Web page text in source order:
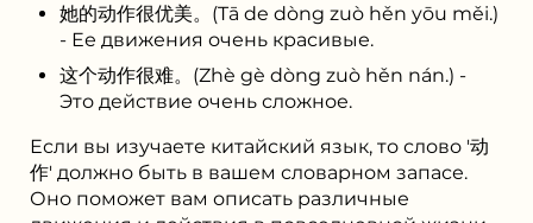
她的动作很优美。(Tā de dòng zuò hěn yōu měi.)
- Ее движения очень красивые.
这个动作很难。(Zhè gè dòng zuò hěn nán.) -
Это действие очень сложное.
Если вы изучаете китайский язык, то слово '动
作' должно быть в вашем словарном запасе.
Оно поможет вам описать различные